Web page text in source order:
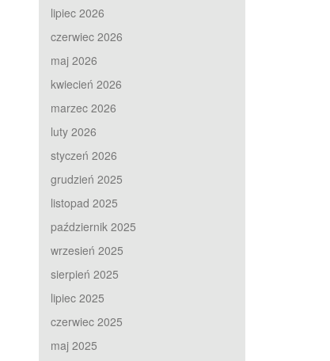
lipiec 2026
czerwiec 2026
maj 2026
kwiecień 2026
marzec 2026
luty 2026
styczeń 2026
grudzień 2025
listopad 2025
październik 2025
wrzesień 2025
sierpień 2025
lipiec 2025
czerwiec 2025
maj 2025